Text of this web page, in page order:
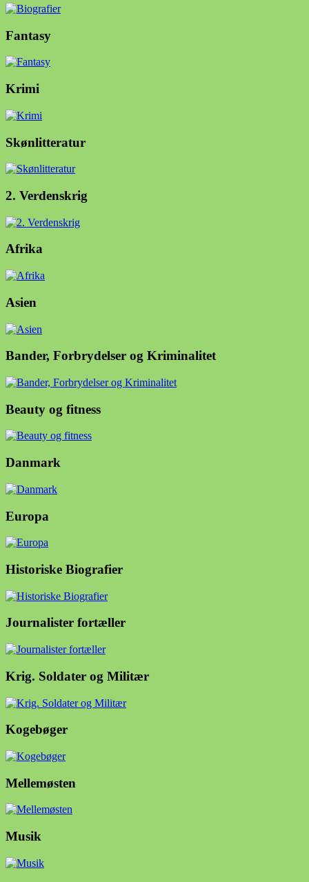
Fantasy
Krimi
Skønlitteratur
2. Verdenskrig
Afrika
Asien
Bander, Forbrydelser og Kriminalitet
Beauty og fitness
Danmark
Europa
Historiske Biografier
Journalister fortæller
Krig. Soldater og Militær
Kogebøger
Mellemøsten
Musik